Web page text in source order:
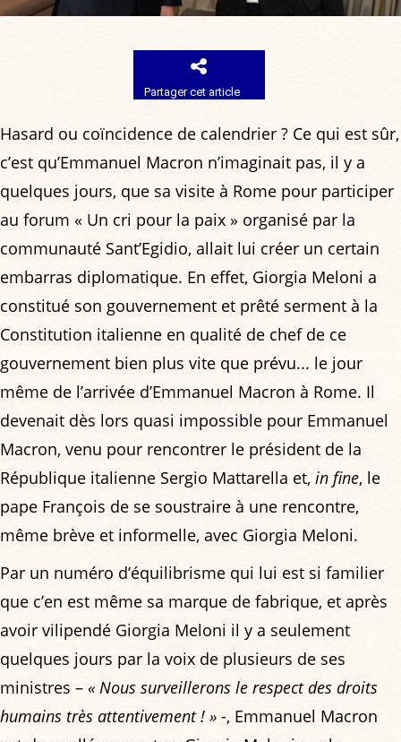
Partager cet article
Hasard ou coïncidence de calendrier ? Ce qui est sûr,
c’est qu’Emmanuel Macron n’imaginait pas, il y a
quelques jours, que sa visite à Rome pour participer
au forum « Un cri pour la paix » organisé par la
communauté Sant’Egidio, allait lui créer un certain
embarras diplomatique. En effet, Giorgia Meloni a
constitué son gouvernement et prêté serment à la
Constitution italienne en qualité de chef de ce
gouvernement bien plus vite que prévu... le jour
même de l’arrivée d’Emmanuel Macron à Rome. Il
devenait dès lors quasi impossible pour Emmanuel
Macron, venu pour rencontrer le président de la
République italienne Sergio Mattarella et, in fine, le
pape François de se soustraire à une rencontre,
même brève et informelle, avec Giorgia Meloni.
Par un numéro d’équilibrisme qui lui est si familier
que c’en est même sa marque de fabrique, et après
avoir vilipendé Giorgia Meloni il y a seulement
quelques jours par la voix de plusieurs de ses
ministres – « Nous surveillerons le respect des droits
humains très attentivement ! » -, Emmanuel Macron